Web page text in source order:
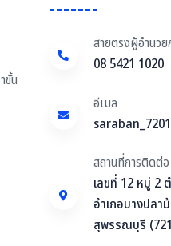
ขั้น
08 5421 1020
สายตรงผู้อำนวย
อีเมล
เลขที่ 12 หมู่ 2
อำเภอบางปลา
สุพรรณบุรี
สถานที่การติดต่อ